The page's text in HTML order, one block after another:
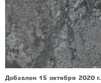
Добавлен 15 октября 2020 г.